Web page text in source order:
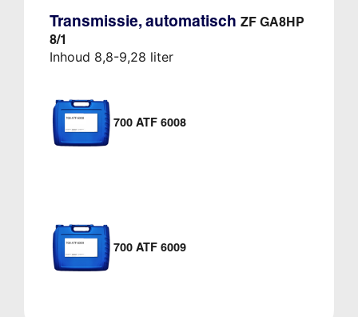
Transmissie, automatisch ZF GA8HP
8/1
Inhoud 8,8-9,28 liter
700 ATF 6008
700 ATF 6009